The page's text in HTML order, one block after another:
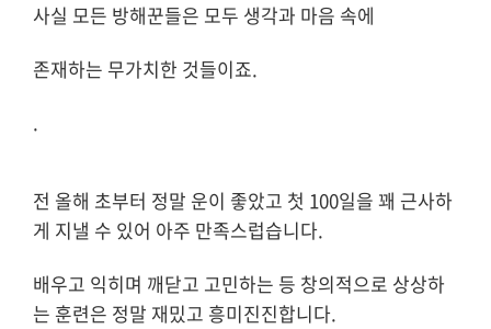
사실 모든 방해꾼들은 모두 생각과 마음 속에
존재하는 무가치한 것들이죠.
.
전 올해 초부터 정말 운이 좋았고 첫 100일을 꽤 근사하
게 지낼 수 있어 아주 만족스럽습니다.
배우고 익히며 깨닫고 고민하는 등 창의적으로 상상하
는 훈련은 정말 재밌고 흥미진진합니다.